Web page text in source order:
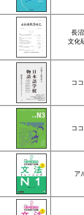
長
文化
コ
コ
ア